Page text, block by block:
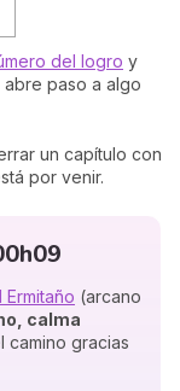
del logro y
paso a algo
un capítulo con
por venir.
(arcano
calma
camino gracias